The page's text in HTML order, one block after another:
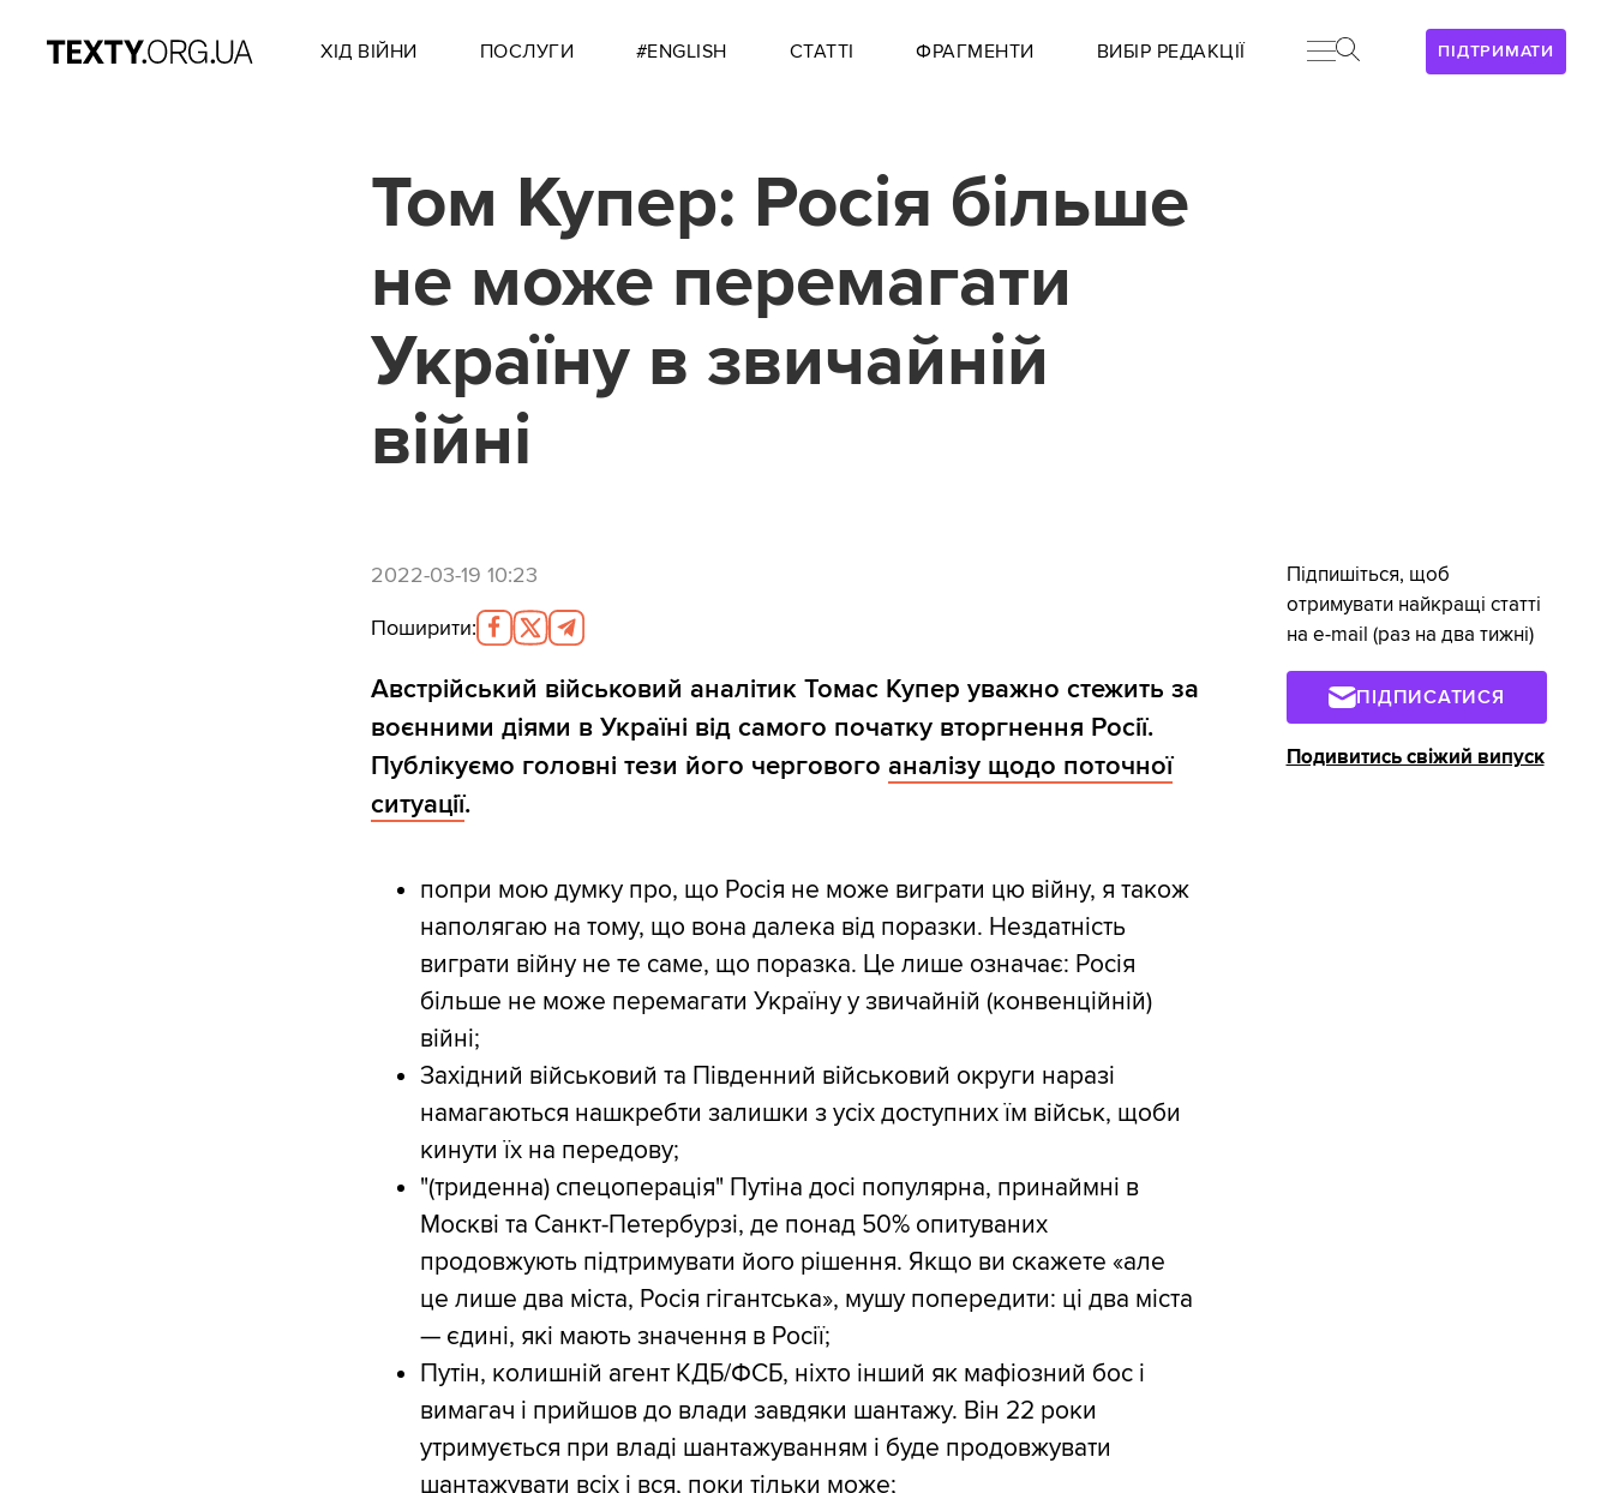
ПІДТРИМАТИ
ХІД ВІЙНИ ПОСЛУГИ #ENGLISH СТАТТІ ФРАГМЕНТИ ВИБІР РЕДАКЦІЇ
Том Купер: Росія більше
не може перемагати
Україну в звичайній
війні
2022-03-19 10:23
Поширити:
Австрійський військовий аналітик Томас Купер уважно стежить за
воєнними діями в Україні від самого початку вторгнення Росії.
Публікуємо головні тези його чергового аналізу щодо поточної
ситуації.
попри мою думку про, що Росія не може виграти цю війну, я також
наполягаю на тому, що вона далека від поразки. Нездатність
виграти війну не те саме, що поразка. Це лише означає: Росія
більше не може перемагати Україну у звичайній (конвенційній)
війні;
Західний військовий та Південний військовий округи наразі
намагаються нашкребти залишки з усіх доступних їм військ, щоби
кинути їх на передову;
"(триденна) спецоперація" Путіна досі популярна, принаймні в
Москві та Санкт-Петербурзі, де понад 50% опитуваних
продовжують підтримувати його рішення. Якщо ви скажете «але
це лише два міста, Росія гігантська», мушу попередити: ці два міста
— єдині, які мають значення в Росії;
Путін, колишній агент КДБ/ФСБ, ніхто інший як мафіозний бос і
вимагач і прийшов до влади завдяки шантажу. Він 22 роки
утримується при владі шантажуванням і буде продовжувати
шантажувати всіх і вся, поки тільки може;
Підпишіться, щоб
отримувати найкращі статті
на e-mail (раз на два тижні)
ПІДПИСАТИСЯ
Подивитись свіжий випуск